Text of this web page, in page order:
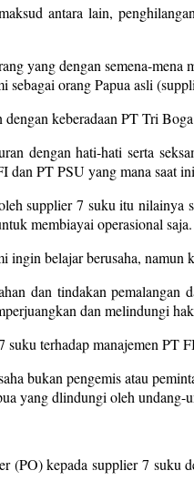
antara lain,
yang dengan semena-mena
sebagai orang Papua asli
keberadaan PT Tri
dengan hati-hati serta
PT PSU yang mana saat
supplier 7 suku itu nilainya
membiayai operasional saja.
ingin belajar berusaha, namun
dan tindakan
dan melindungi
suku terhadap manajemen PT
bukan pengemis atau
yang dlindungi oleh undang-
(PO) kepada supplier 7 suku